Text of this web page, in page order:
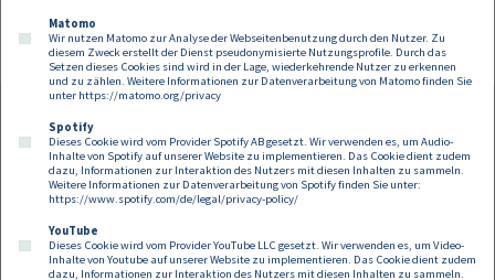
Footer
Kontakt Datenschutz
Impressum
Compliance
Cookies
Matomo
Wir nutzen Matomo zur Analyse der Webseitenbenutzung durch den Nutzer. Zu
diesem Zweck erstellt der Dienst pseudonymisierte Nutzungsprofile. Durch das
Setzen dieses Cookies sind wird in der Lage, wiederkehrende Nutzer zu erkennen
und zu zählen. Weitere Informationen zur Datenverarbeitung von Matomo finden Sie
unter https://matomo.org/privacy
Spotify
Dieses Cookie wird vom Provider Spotify AB gesetzt. Wir verwenden es, um Audio-
Inhalte von Spotify auf unserer Website zu implementieren. Das Cookie dient zudem
dazu, Informationen zur Interaktion des Nutzers mit diesen Inhalten zu sammeln.
Weitere Informationen zur Datenverarbeitung von Spotify finden Sie unter:
https://www.spotify.com/de/legal/privacy-policy/
YouTube
Dieses Cookie wird vom Provider YouTube LLC gesetzt. Wir verwenden es, um Video-
Inhalte von Youtube auf unserer Website zu implementieren. Das Cookie dient zudem
dazu, Informationen zur Interaktion des Nutzers mit diesen Inhalten zu sammeln.
Follow us on: